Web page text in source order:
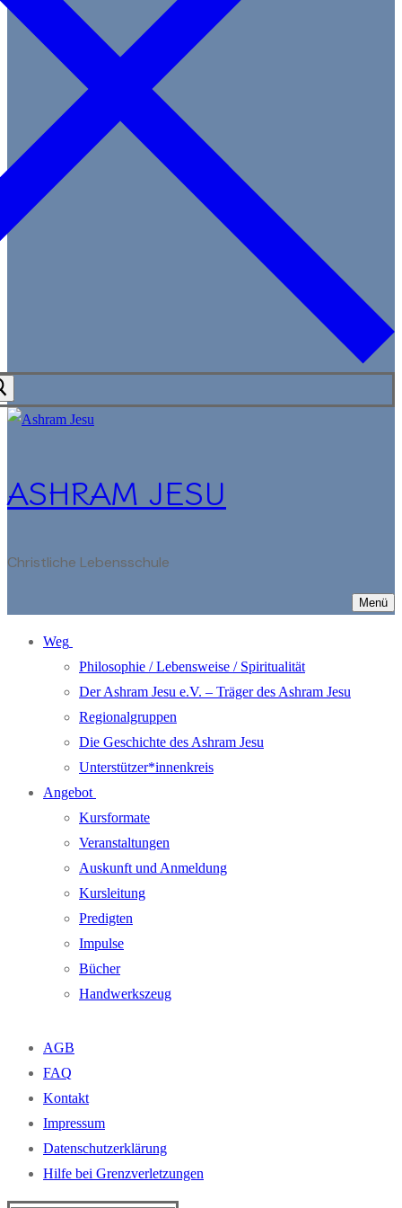
ASHRAM JESU
Christliche Lebensschule
Menü
Weg
Philosophie / Lebensweise / Spiritualität
Der Ashram Jesu e.V. – Träger des Ashram Jesu
Regionalgruppen
Die Geschichte des Ashram Jesu
Unterstützer*innenkreis
Angebot
Kursformate
Veranstaltungen
Auskunft und Anmeldung
Kursleitung
Predigten
Impulse
Bücher
Handwerkszeug
AGB
FAQ
Kontakt
Impressum
Datenschutzerklärung
Hilfe bei Grenzverletzungen